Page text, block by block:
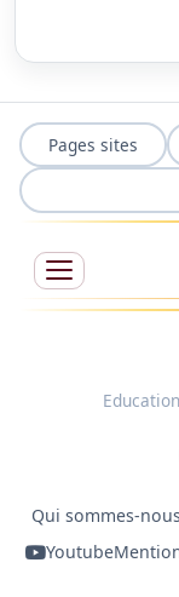
Pages sites
Qui sommes-
Youtube